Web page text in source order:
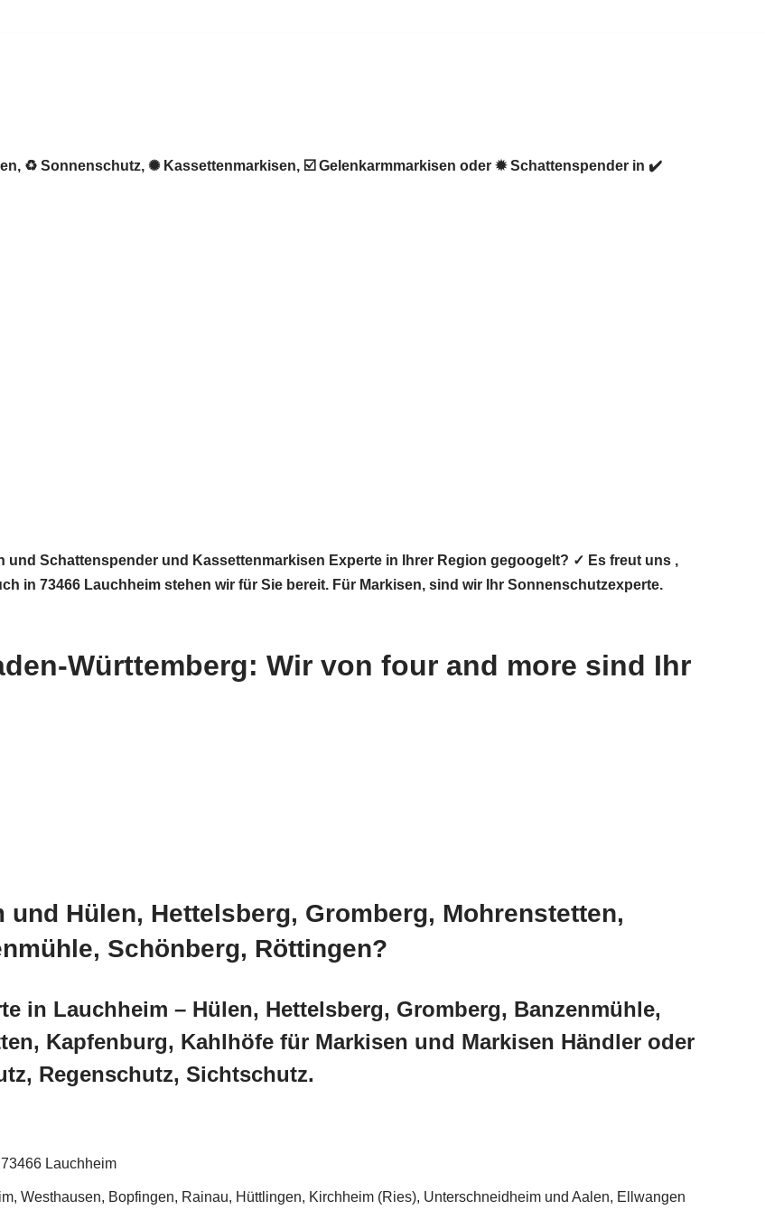
♻ Sonnenschutz, ✺ Kassettenmarkisen, ☑️ Gelenkarmmarkisen oder ✹ Schattenspender in ✔️
und Schattenspender und Kassettenmarkisen Experte in Ihrer Region gegoogelt? ✓ Es freut uns ,
73466 Lauchheim stehen wir für Sie bereit. Für Markisen, sind wir Ihr Sonnenschutzexperte.
Württemberg: Wir von four and more sind Ihr
Hülen, Hettelsberg, Gromberg, Mohrenstetten,
Schönberg, Röttingen?
in Lauchheim – Hülen, Hettelsberg, Gromberg, Banzenmühle,
Kapfenburg, Kahlhöfe für Markisen und Markisen Händler oder
Regenschutz, Sichtschutz.
Lauchheim
Westhausen, Bopfingen, Rainau, Hüttlingen, Kirchheim (Ries), Unterschneidheim und Aalen, Ellwangen